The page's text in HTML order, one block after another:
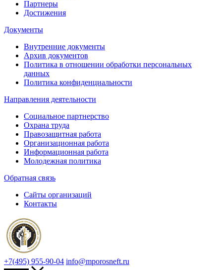
Партнеры
Достижения
Документы
Внутренние документы
Архив документов
Политика в отношении обработки персональных
данных
Политика конфиденциальности
Направления деятельности
Социальное партнерство
Охрана труда
Правозащитная работа
Организационная работа
Информационная работа
Молодежная политика
Обратная связь
Сайты организаций
Контакты
+7(495) 955-90-04 info@mporosneft.ru